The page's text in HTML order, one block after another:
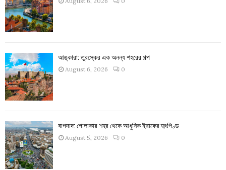
আঙ্কারা: তুরস্কের এক অনন্য শহরের গল্প
August 6, 2026 0
বাগদাদ: গোলাকার শহর থেকে আধুনিক ইরাকের হৃৎপিণ্ড
August 5, 2026 0